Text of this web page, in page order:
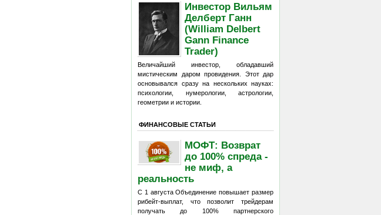
Инвестор Вильям
Делберт Ганн
(William Delbert
Gann Finance
Trader)
Величайший инвестор, обладавший
мистическим даром провидения. Этот дар
основывался сразу на нескольких науках:
психологии, нумерологии, астрологии,
геометрии и истории.
ФИНАНСОВЫЕ СТАТЬИ
МОФТ: Возврат
до 100% спреда -
не миф, а
реальность
С 1 августа Объединение повышает размер
рибейт-выплат, что позволит трейдерам
получать до 100% партнерского